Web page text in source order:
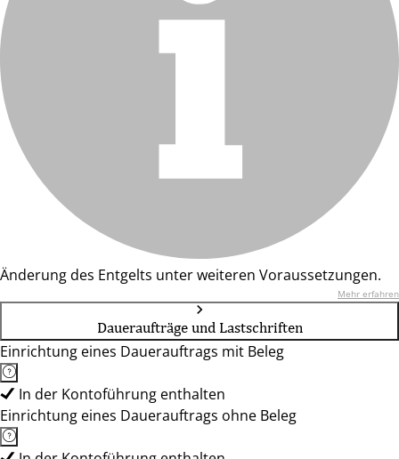
Änderung des Entgelts unter weiteren Voraussetzungen.
Mehr erfahren
Daueraufträge und Lastschriften
Einrichtung eines Dauerauftrags mit Beleg
In der Kontoführung enthalten
Einrichtung eines Dauerauftrags ohne Beleg